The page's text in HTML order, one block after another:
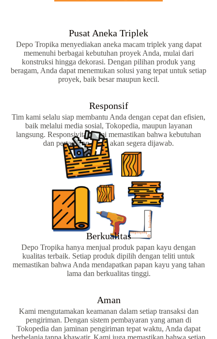
Pusat Aneka Triplek
Depo Tropika menyediakan aneka macam triplek yang dapat
memenuhi berbagai kebutuhan proyek Anda, mulai dari
konstruksi hingga dekorasi. Dengan pilihan produk yang
beragam, Anda dapat menemukan solusi yang tepat untuk setiap
proyek, baik besar maupun kecil.
Responsif
Tim kami selalu siap membantu Anda dengan cepat dan efisien,
baik melalui media sosial, Tokopedia, maupun layanan
langsung. Responsivitas kami memastikan bahwa kebutuhan
dan pertanyaan Anda akan segera dijawab.
Berkualitas
Depo Tropika hanya menjual produk papan kayu dengan
kualitas terbaik. Setiap produk dipilih dengan teliti untuk
memastikan bahwa Anda mendapatkan papan kayu yang tahan
lama dan berkualitas tinggi.
Aman
Kami mengutamakan keamanan dalam setiap transaksi dan
pengiriman. Dengan sistem pembayaran yang aman di
Tokopedia dan jaminan pengiriman tepat waktu, Anda dapat
berbelanja tanpa khawatir. Kami juga memastikan bahwa setiap